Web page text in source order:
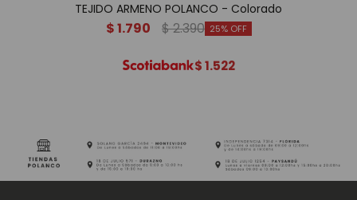
TEJIDO ARMENO POLANCO - Colorado
$1.790 $2.390 25
$1.522